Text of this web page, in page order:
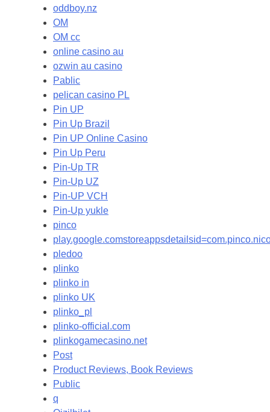
oddboy.nz
OM
OM cc
online casino au
ozwin au casino
Pablic
pelican casino PL
Pin UP
Pin Up Brazil
Pin UP Online Casino
Pin Up Peru
Pin-Up TR
Pin-Up UZ
Pin-UP VCH
Pin-Up yukle
pinco
pledoo
plinko
plinko in
plinko UK
plinko_pl
plinko-official.com
plinkogamecasino.net
Post
Product Reviews, Book Reviews
Public
q